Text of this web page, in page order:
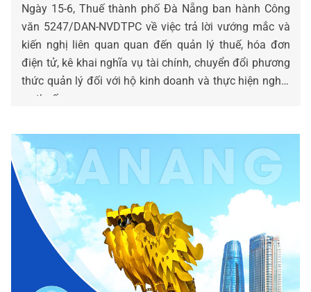
Ngày 15-6, Thuế thành phố Đà Nẵng ban hành Công
văn 5247/DAN-NVDTPC về việc trả lời vướng mắc và
kiến nghị liên quan quan đến quản lý thuế, hóa đơn
điện tử, kê khai nghĩa vụ tài chính, chuyển đổi phương
thức quản lý đối với hộ kinh doanh và thực hiện nghĩa
vụ thuế.